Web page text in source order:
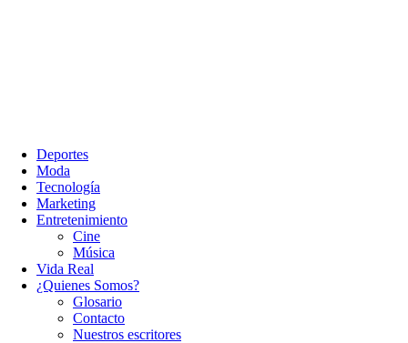
Deportes
Moda
Tecnología
Marketing
Entretenimiento
Cine
Música
Vida Real
¿Quienes Somos?
Glosario
Contacto
Nuestros escritores